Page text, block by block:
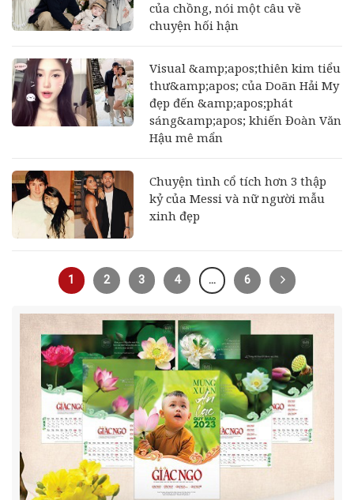
của chồng, nói một câu về
chuyện hối hận
Visual &amp;apos;thiên kim tiểu
thư&amp;apos; của Doãn Hải My
đẹp đến &amp;apos;phát
sáng&amp;apos; khiến Đoàn Văn
Hậu mê mẩn
Chuyện tình cổ tích hơn 3 thập
kỷ của Messi và nữ người mẫu
xinh đẹp
1 2 3 4 … 6